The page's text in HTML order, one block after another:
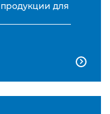
для
